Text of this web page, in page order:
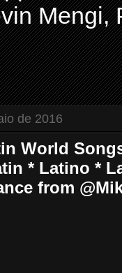
Mengi,
de 2016
World
* Latino *
from